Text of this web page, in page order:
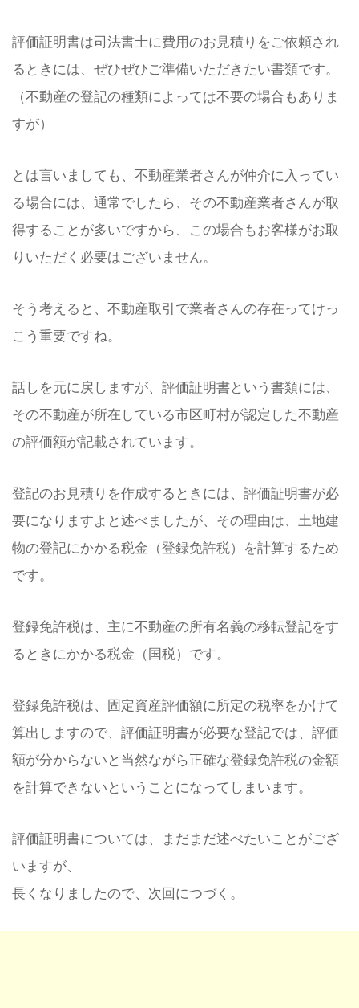
評価証明書は司法書士に費用のお見積りをご依頼され
るときには、ぜひぜひご準備いただきたい書類です。
（不動産の登記の種類によっては不要の場合もありま
すが）
とは言いましても、不動産業者さんが仲介に入ってい
る場合には、通常でしたら、その不動産業者さんが取
得することが多いですから、この場合もお客様がお取
りいただく必要はございません。
そう考えると、不動産取引で業者さんの存在ってけっ
こう重要ですね。
話しを元に戻しますが、評価証明書という書類には、
その不動産が所在している市区町村が認定した不動産
の評価額が記載されています。
登記のお見積りを作成するときには、評価証明書が必
要になりますよと述べましたが、その理由は、土地建
物の登記にかかる税金（登録免許税）を計算するため
です。
登録免許税は、主に不動産の所有名義の移転登記をす
るときにかかる税金（国税）です。
登録免許税は、固定資産評価額に所定の税率をかけて
算出しますので、評価証明書が必要な登記では、評価
額が分からないと当然ながら正確な登録免許税の金額
を計算できないということになってしまいます。
評価証明書については、まだまだ述べたいことがござ
いますが、
長くなりましたので、次回につづく。